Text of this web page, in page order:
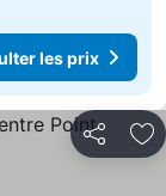
les prix
Partager